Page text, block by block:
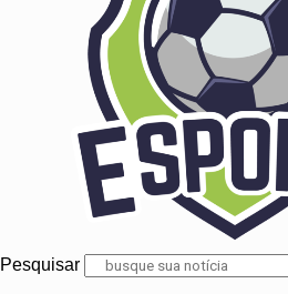
Pesquisar